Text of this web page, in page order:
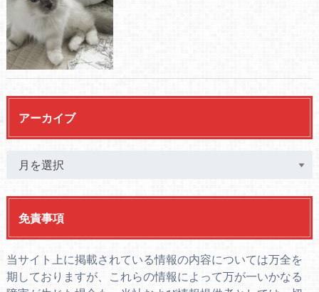
アーカイブ
免責事項
当サイト上に掲載されている情報の内容については万全を
期しておりますが、これらの情報によって万が一いかなる